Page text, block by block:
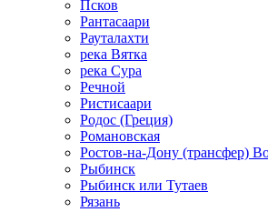
Псков
Рантасаари
Рауталахти
река Вятка
река Сура
Речной
Ристисаари
Родос (Греция)
Романовская
Ростов-на-Дону (трансфер)
Рыбинск
Рыбинск или Тутаев
Рязань